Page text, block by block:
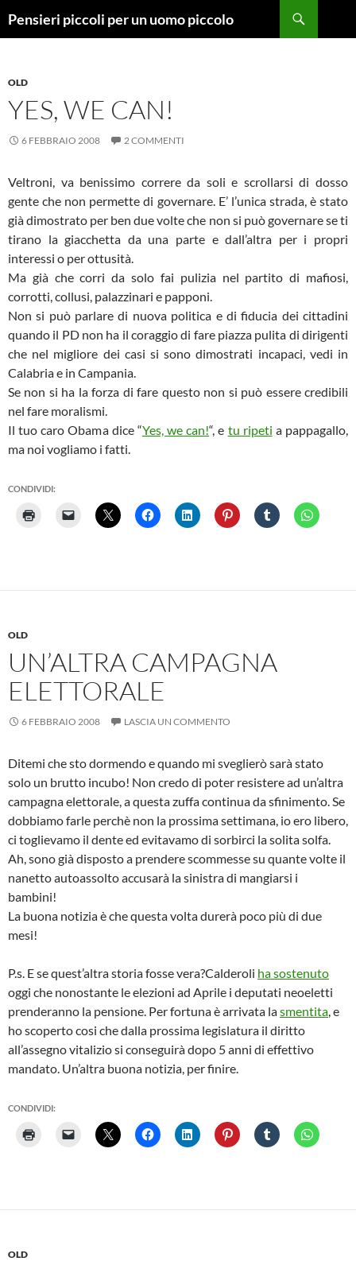
Pensieri piccoli per un uomo piccolo
OLD
YES, WE CAN!
6 FEBBRAIO 2008 2 COMMENTI
Veltroni, va benissimo correre da soli e scrollarsi di dosso
gente che non permette di governare. E’ l’unica strada, è stato
già dimostrato per ben due volte che non si può governare se ti
tirano la giacchetta da una parte e dall’altra per i propri
interessi o per ottusità.
Ma già che corri da solo fai pulizia nel partito di mafiosi,
corrotti, collusi, palazzinari e papponi.
Non si può parlare di nuova politica e di fiducia dei cittadini
quando il PD non ha il coraggio di fare piazza pulita di dirigenti
che nel migliore dei casi si sono dimostrati incapaci, vedi in
Calabria e in Campania.
Se non si ha la forza di fare questo non si può essere credibili
nel fare moralismi.
Il tuo caro Obama dice “Yes, we can!“, e tu ripeti a pappagallo,
ma noi vogliamo i fatti.
CONDIVIDI:
OLD
UN’ALTRA CAMPAGNA
ELETTORALE
6 FEBBRAIO 2008 LASCIA UN COMMENTO
Ditemi che sto dormendo e quando mi sveglierò sarà stato
solo un brutto incubo! Non credo di poter resistere ad un’altra
campagna elettorale, a questa zuffa continua da sfinimento. Se
dobbiamo farle perchè non la prossima settimana, io ero libero,
ci toglievamo il dente ed evitavamo di sorbirci la solita solfa.
Ah, sono già disposto a prendere scommesse su quante volte il
nanetto autoassolto accusarà la sinistra di mangiarsi i
bambini!
La buona notizia è che questa volta durerà poco più di due
mesi!
P.s. E se quest’altra storia fosse vera?Calderoli ha sostenuto
oggi che nonostante le elezioni ad Aprile i deputati neoeletti
prenderanno la pensione. Per fortuna è arrivata lasmentita, e
ho scoperto cosi che dalla prossima legislatura il diritto
all’assegno vitalizio si conseguirà dopo 5 anni di effettivo
mandato. Un’altra buona notizia, per finire.
CONDIVIDI:
OLD